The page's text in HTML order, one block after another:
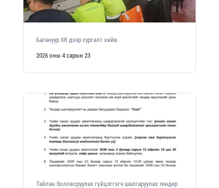
Багануур ХК дээр сургалт хийв.
2026 оны 4 сарын 23
Тайлан боловсруулах гүйцэтгэгч шалгаруулах тендер